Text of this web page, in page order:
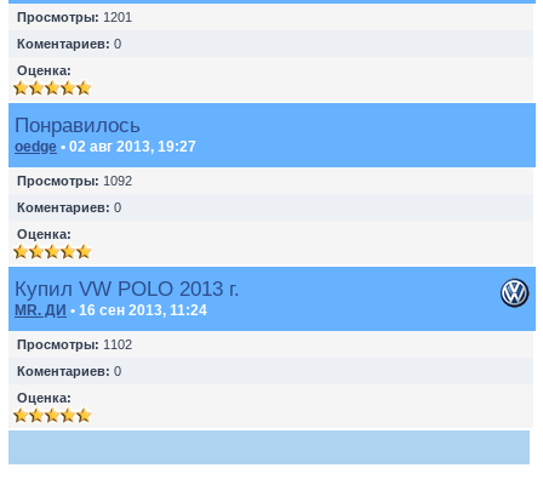
Просмотры: 1201
Коментариев: 0
Оценка:
Понравилось
oedge • 02 авг 2013, 19:27
Просмотры: 1092
Коментариев: 0
Оценка:
Купил VW POLO 2013 г.
MR. ДИ • 16 сен 2013, 11:24
Просмотры: 1102
Коментариев: 0
Оценка: